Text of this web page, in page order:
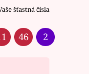
šťastná čísla
46 2